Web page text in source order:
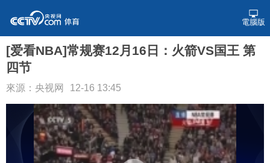
電腦版
[爱看NBA]常规赛12月16日：火箭VS国王 第
四节
來源：央视网 12-16 13:45